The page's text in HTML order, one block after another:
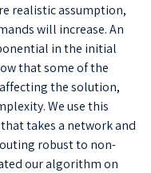
realistic assumption,
will increase. An
in the initial
that some of the
the solution,
We use this
takes a network and
robust to non-
our algorithm on